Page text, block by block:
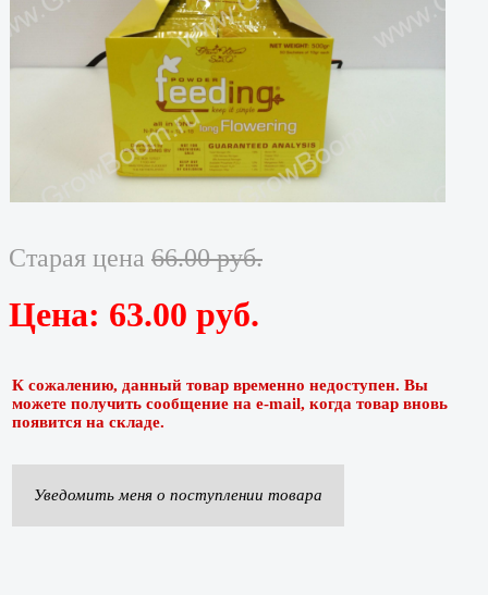
Старая цена 66.00 руб.
Цена: 63.00 руб.
К сожалению, данный товар временно недоступен. Вы
можете получить сообщение на e-mail, когда товар вновь
появится на складе.
Уведомить меня о поступлении товара